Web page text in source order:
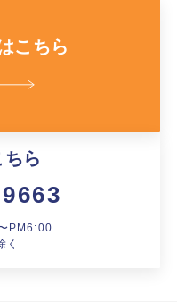
こちら
ら
PM6:00
く